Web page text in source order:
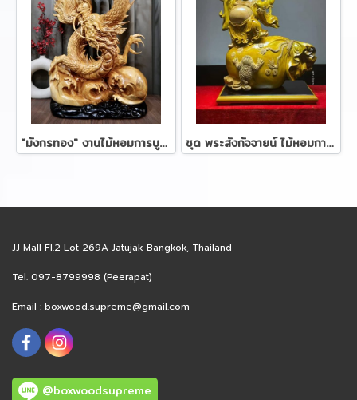
"มังกรทอง" งานไม้หอมการบูร 88 ซม. ชุด พระสังกัจจายน์ ไม้หอมการบูร 72 ซม.
JJ Mall Fl.2 Lot 269A Jatujak Bangkok, Thailand
Tel. 097-8799998 (Peerapat)
Email : boxwood.supreme@gmail.com
@boxwoodsupreme